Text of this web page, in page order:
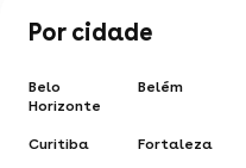
Por cidade
Belo
Horizonte
Belém
Curitiba Fortaleza